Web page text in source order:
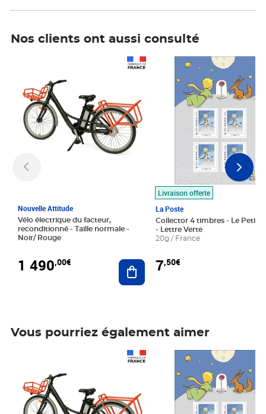
Nos clients ont aussi consulté
Nouvelle Attitude
Vélo électrique du facteur,
reconditionné - Taille normale -
Noir/ Rouge
1 490,00€ Ajouter au panier
Livraison offerte
La Poste
Collector 4 timbres - Le Petit
- Lettre Verte
20g / France
7,50€
Prix 7,50€
Vous pourriez également aimer
Prix 7,50€